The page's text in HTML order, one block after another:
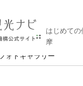
はじめての
摩
フォトギャラリー